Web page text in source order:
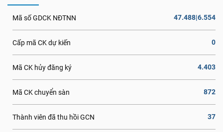
Mã số GDCK NĐTNN 47.488|6.554
Cấp mã CK dự kiến 0
Mã CK hủy đăng ký 4.403
Mã CK chuyển sàn 872
Thành viên đã thu hồi GCN 37